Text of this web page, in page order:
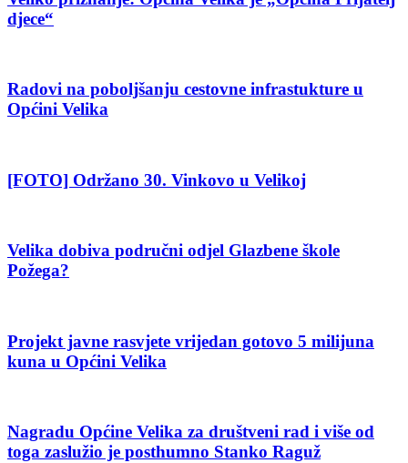
djece“
Radovi na poboljšanju cestovne infrastukture u
Općini Velika
[FOTO] Održano 30. Vinkovo u Velikoj
Velika dobiva područni odjel Glazbene škole
Požega?
Projekt javne rasvjete vrijedan gotovo 5 milijuna
kuna u Općini Velika
Nagradu Općine Velika za društveni rad i više od
toga zaslužio je posthumno Stanko Raguž